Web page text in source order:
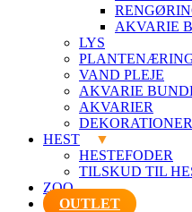
AKVARIE
LYS
VAND PLEJE
AKVARIE
AKVARIER
DEKORATIONER
HEST
HESTEFODER
TILSKUD TIL
ZOO
OUTLET